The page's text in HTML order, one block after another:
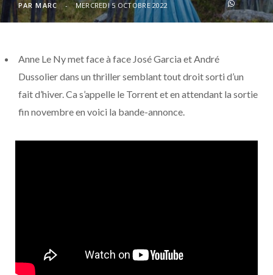
o t
r
r
m
e
u
d
PAR MARC MERCREDI 5 OCTOBRE 2022
Anne Le Ny met face à face José Garcia et André
Dussolier dans un thriller semblant tout droit sorti d’un
fait d’hiver. Ca s’appelle le Torrent et en attendant la sortie
fin novembre en voici la bande-annonce.